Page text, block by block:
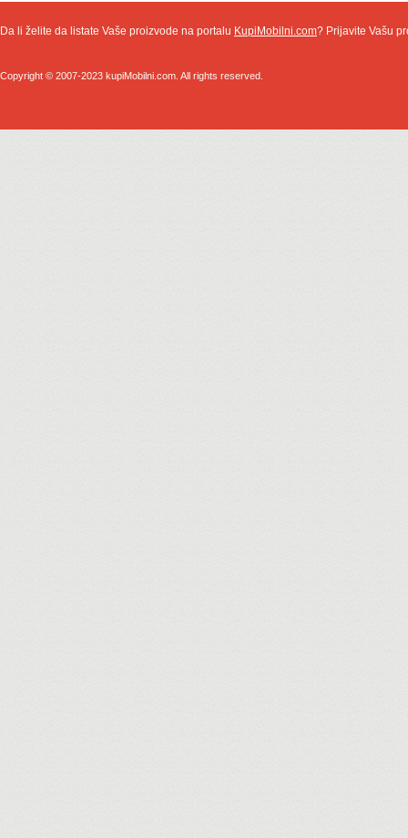
Da li želite da listate Vaše proizvode na portalu KupiMobilni.com? Prijavite Vašu
Copyright © 2007-2023 kupiMobilni.com. All rights reserved.